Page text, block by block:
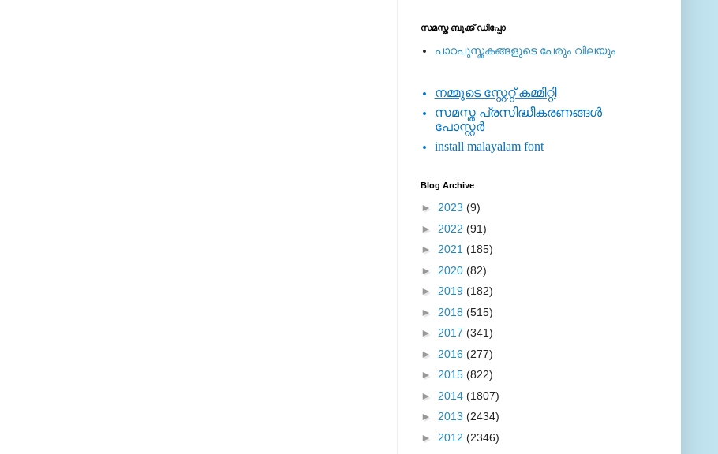
സമസ്ത ബുക്ക് ഡിപ്പോ
പാഠപുസ്തകങ്ങളുടെ പേരും വിലയും
നമ്മുടെ സ്റ്റേറ്റ് കമ്മിറ്റി
സമസ്ത പ്രസിദ്ധീകരണങ്ങള്‍
പോസ്റ്റര്‍
install malayalam font
Blog Archive
► 2023 (9)
► 2022 (91)
► 2021 (185)
► 2020 (82)
► 2019 (182)
► 2018 (515)
► 2017 (341)
► 2016 (277)
► 2015 (822)
► 2014 (1807)
► 2013 (2434)
► 2012 (2346)